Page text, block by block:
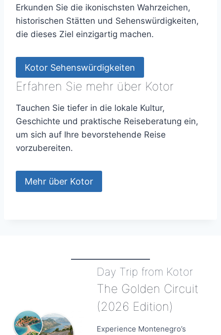
Erkunden Sie die ikonischsten Wahrzeichen,
historischen Stätten und Sehenswürdigkeiten,
die dieses Ziel einzigartig machen.
Kotor Sehenswürdigkeiten
Erfahren Sie mehr über Kotor
Tauchen Sie tiefer in die lokale Kultur,
Geschichte und praktische Reiseberatung ein,
um sich auf Ihre bevorstehende Reise
vorzubereiten.
Mehr über Kotor
Day Trip from Kotor
The Golden Circuit
(2026 Edition)
Experience Montenegro’s